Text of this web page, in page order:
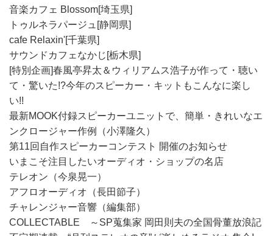
音楽カフェ Blossom[埼玉県]
トゥルネラパージュ[静岡県]
cafe Relaxin'[千葉県]
サウンドカフェなかじ[栃木県]
[特別企画]春風亭昇太＆ウィリアムス浩子が作って・聴い
て・驚いた!?今年のスピーカー・キットもこんなに楽し
い!!
最新MOOK付録スピーカーユニットで、簡単・きれいなエ
ンクロージャー作例（小澤隆久）
第11回自作スピーカーコンテスト 開催のお知らせ
いまこそ注目したいオーディオ・ショップの名店
テレオン（今泉晃一）
アフロオーディオ（長田節子）
チャレンジャー音響（編集部）
COLLECTABLE ～SP蒐集家 岡田則夫の全国骨董放浪記